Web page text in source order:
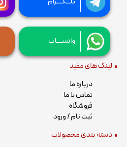
واتســــاپ
لینک های مفید
درباره ما
تماس با ما
فروشگاه
ثبت نام / ورود
دسته بندی محصولات